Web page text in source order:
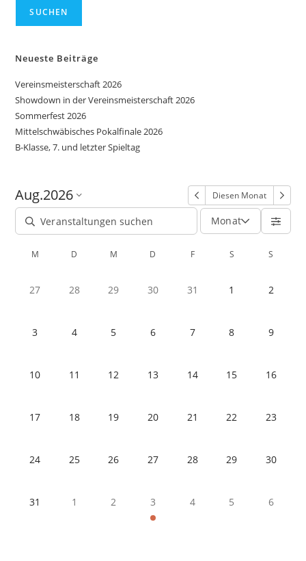
SUCHEN
Neueste Beiträge
Vereinsmeisterschaft 2026
Showdown in der Vereinsmeisterschaft 2026
Sommerfest 2026
Mittelschwäbisches Pokalfinale 2026
B-Klasse, 7. und letzter Spieltag
Aug.2026 Diesen Monat
Monat
M D M D F S S
27 28 29 30 31 1 2
3 4 5 6 7 8 9
10 11 12 13 14 15 16
17 18 19 20 21 22 23
24 25 26 27 28 29 30
31 1 2 3 4 5 6